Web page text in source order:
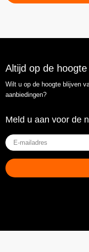
Altijd op de
Wilt u op de hoogte blijven
aanbiedingen?
Meld u aan voor de
E-
mailadres(Vereist)